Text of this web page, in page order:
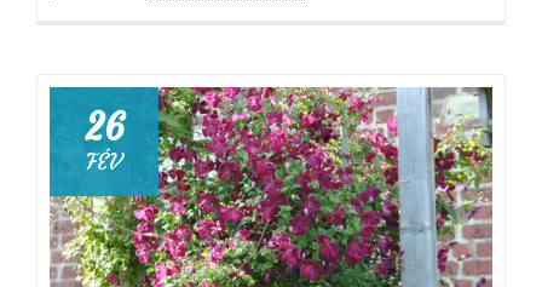
grimpante
parfumée…
26
FÉV